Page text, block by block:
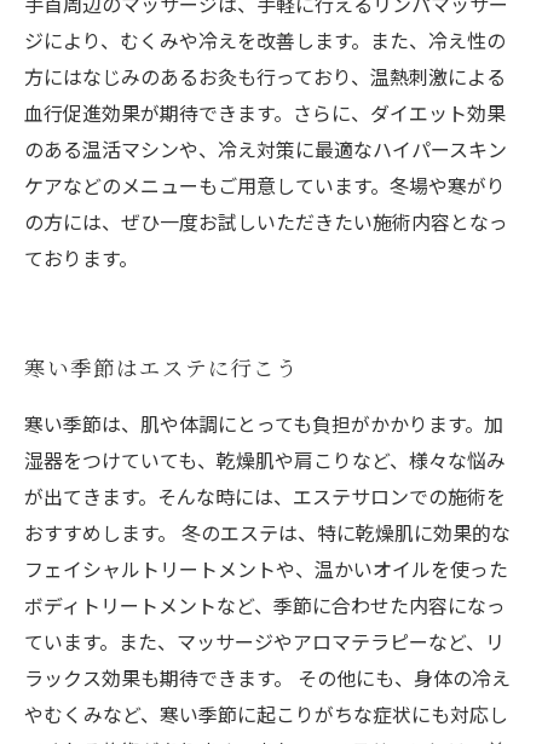
ジにより、むくみや冷えを改善します。また、冷え性の
方にはなじみのあるお灸も行っており、温熱刺激による
血行促進効果が期待できます。さらに、ダイエット効果
のある温活マシンや、冷え対策に最適なハイパースキン
ケアなどのメニューもご用意しています。冬場や寒がり
の方には、ぜひ一度お試しいただきたい施術内容となっ
ております。
寒い季節はエステに行こう
寒い季節は、肌や体調にとっても負担がかかります。加
湿器をつけていても、乾燥肌や肩こりなど、様々な悩み
が出てきます。そんな時には、エステサロンでの施術を
おすすめします。 冬のエステは、特に乾燥肌に効果的な
フェイシャルトリートメントや、温かいオイルを使った
ボディトリートメントなど、季節に合わせた内容になっ
ています。また、マッサージやアロマテラピーなど、リ
ラックス効果も期待できます。 その他にも、身体の冷え
やむくみなど、寒い季節に起こりがちな症状にも対応し